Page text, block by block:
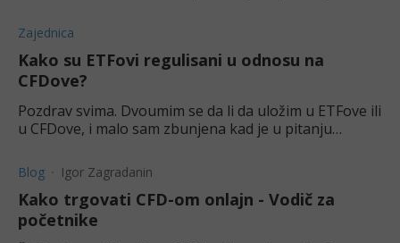
Zajednica
Kako su ETFovi regulisani u odnosu na
CFDove?
Pozdrav svima. Dvoumim se da li da uložim u ETFove ili
u CFDove, i malo sam zbunjena kad je u pitanju
na CFDove? Hvala.
Blog Igor Zagradanin
Kako trgovati CFD-om onlajn - Vodič za
početnike